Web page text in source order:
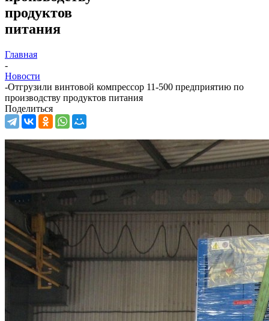
продуктов
питания
Главная
-
Новости
-Отгрузили винтовой компрессор 11-500 предприятию по
производству продуктов питания
Поделиться